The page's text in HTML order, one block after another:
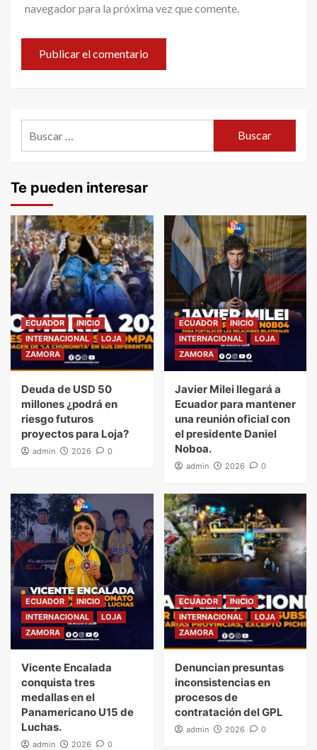
navegador para la próxima vez que comente.
Te pueden interesar
ECUADOR
INICIO
INTERNACIONAL
LOJA
ZAMORA
Deuda de USD 50
millones ¿podrá en
riesgo futuros
proyectos para Loja?
admin 2026 0
ECUADOR
INICIO
INTERNACIONAL
LOJA
ZAMORA
Javier Milei llegará a
Ecuador para mantener
una reunión oficial con
el presidente Daniel
Noboa.
admin 2026 0
ECUADOR
INICIO
INTERNACIONAL
LOJA
ZAMORA
Vicente Encalada
conquista tres
medallas en el
Panamericano U15 de
Luchas.
admin 2026 0
ECUADOR
INICIO
INTERNACIONAL
LOJA
ZAMORA
Denuncian presuntas
inconsistencias en
procesos de
contratación del GPL
admin 2026 0